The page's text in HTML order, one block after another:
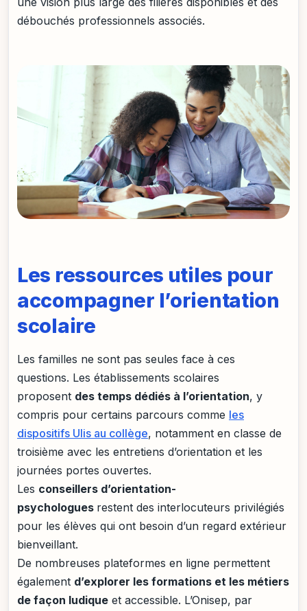
débouchés professionnels associés.
Les ressources utiles pour
accompagner l’orientation
scolaire
Les familles ne sont pas seules face à ces
questions. Les établissements scolaires
proposent des temps dédiés à l’orientation, y
compris pour certains parcours comme les
dispositifs Ulis au collège, notamment en classe de
troisième avec les entretiens d’orientation et les
journées portes ouvertes.
Les conseillers d’orientation-
psychologues restent des interlocuteurs privilégiés
pour les élèves qui ont besoin d’un regard extérieur
bienveillant.
De nombreuses plateformes en ligne permettent
également d’explorer les formations et les métiers
de façon ludique et accessible. L’Onisep, par